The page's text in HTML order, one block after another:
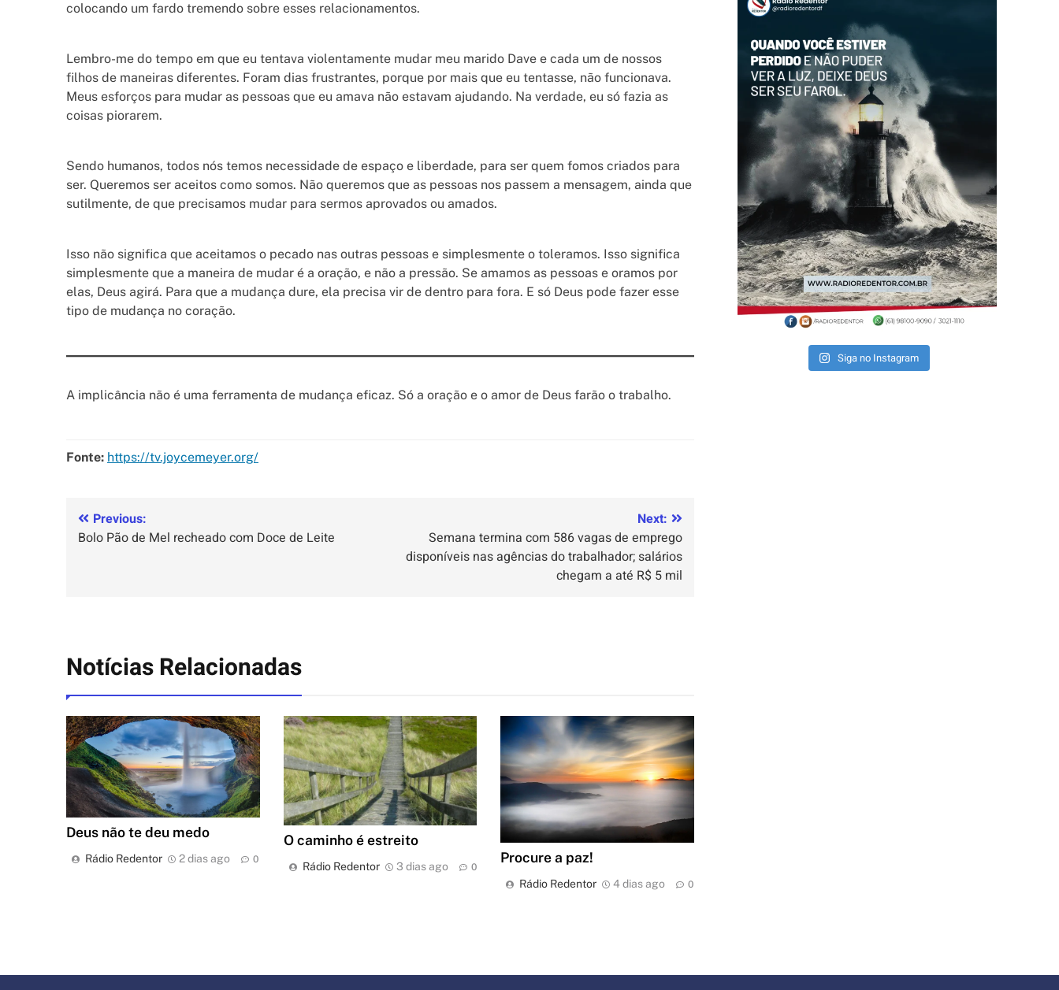
colocando um fardo tremendo sobre esses relacionamentos.
Lembro-me do tempo em que eu tentava violentamente mudar meu marido Dave e cada um de nossos
filhos de maneiras diferentes. Foram dias frustrantes, porque por mais que eu tentasse, não funcionava.
Meus esforços para mudar as pessoas que eu amava não estavam ajudando. Na verdade, eu só fazia as
coisas piorarem.
Sendo humanos, todos nós temos necessidade de espaço e liberdade, para ser quem fomos criados para
ser. Queremos ser aceitos como somos. Não queremos que as pessoas nos passem a mensagem, ainda que
sutilmente, de que precisamos mudar para sermos aprovados ou amados.
Isso não significa que aceitamos o pecado nas outras pessoas e simplesmente o toleramos. Isso significa
simplesmente que a maneira de mudar é a oração, e não a pressão. Se amamos as pessoas e oramos por
elas, Deus agirá. Para que a mudança dure, ela precisa vir de dentro para fora. E só Deus pode fazer esse
tipo de mudança no coração.
A implicância não é uma ferramenta de mudança eficaz. Só a oração e o amor de Deus farão o trabalho.
Fonte: https://tv.joycemeyer.org/
Previous:
Bolo Pão de Mel recheado com Doce de Leite
Next:
Semana termina com 586 vagas de emprego
disponíveis nas agências do trabalhador; salários
chegam a até R$ 5 mil
Notícias Relacionadas
Deus não te deu medo
Rádio Redentor 2 dias ago 0
O caminho é estreito
Rádio Redentor 3 dias ago 0
Procure a paz!
Rádio Redentor 4 dias ago 0
Siga no Instagram